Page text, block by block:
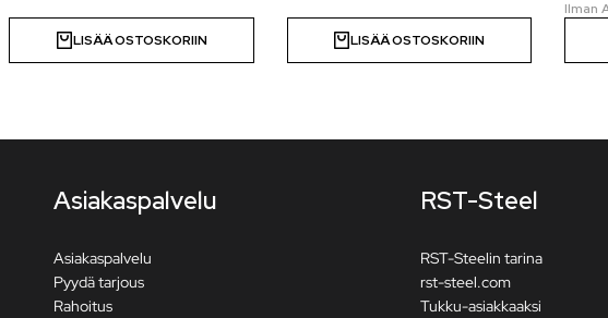
LISÄÄ OSTOSKORIIN LISÄÄ OSTOSKORIIN
Asiakaspalvelu
Asiakaspalvelu
Pyydä tarjous
Rahoitus
RST-Steel
RST-Steelin tarina
rst-steel.com
Tukku-asiakkaaksi